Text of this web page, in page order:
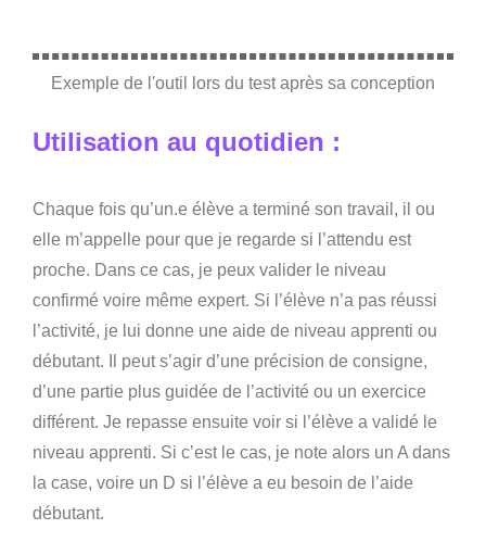
Exemple de l'outil lors du test après sa conception
Utilisation au quotidien :
Chaque fois qu’un.e élève a terminé son travail, il ou
elle m’appelle pour que je regarde si l’attendu est
proche. Dans ce cas, je peux valider le niveau
confirmé voire même expert. Si l’élève n’a pas réussi
l’activité, je lui donne une aide de niveau apprenti ou
débutant. Il peut s’agir d’une précision de consigne,
d’une partie plus guidée de l’activité ou un exercice
différent. Je repasse ensuite voir si l’élève a validé le
niveau apprenti. Si c’est le cas, je note alors un A dans
la case, voire un D si l’élève a eu besoin de l’aide
débutant.